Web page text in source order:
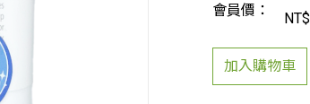
會員價： NT$
加入購物車